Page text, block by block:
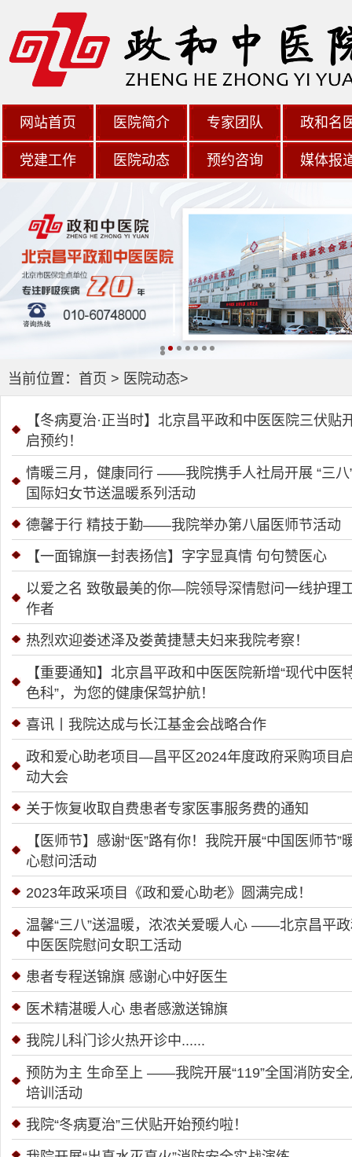
网站首页 医院简介 专家团队 政和名
党建工作 医院动态 预约咨询 媒体报
当前位置： 首页 > 医院动态>
【冬病夏治·正当时】北京昌平政和中医医院三伏贴
启预约！
情暖三月，健康同行 ——我院携手人社局开展 “三八
国际妇女节送温暖系列活动
德馨于行 精技于勤——我院举办第八届医师节活动
【一面锦旗一封表扬信】字字显真情 句句赞医心
以爱之名 致敬最美的你—院领导深情慰问一线护理
作者
热烈欢迎娄述泽及娄黄捷慧夫妇来我院考察！
【重要通知】北京昌平政和中医医院新增“现代中医
色科”，为您的健康保驾护航！
喜讯丨我院达成与长江基金会战略合作
政和爱心助老项目—昌平区2024年度政府采购项目
动大会
关于恢复收取自费患者专家医事服务费的通知
【医师节】感谢“医”路有你！我院开展“中国医师节”
心慰问活动
2023年政采项目《政和爱心助老》圆满完成！
温馨“三八”送温暖，浓浓关爱暖人心 ——北京昌平
中医医院慰问女职工活动
患者专程送锦旗 感谢心中好医生
医术精湛暖人心 患者感激送锦旗
我院儿科门诊火热开诊中......
预防为主 生命至上 ——我院开展“119”全国消防安
培训活动
我院“冬病夏治”三伏贴开始预约啦！